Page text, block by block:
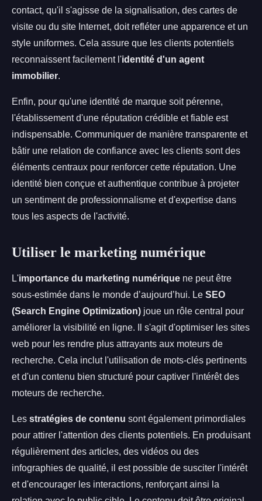
contact, qu'il s'agisse de la signalisation, des cartes de
visite ou du site Internet, doit refléter une apparence et un
style uniformes. Cela assure que les clients potentiels
reconnaissent facilement l'identité d'un agent
immobilier.
Enfin, pour qu'une identité de marque soit pérenne,
l'établissement d'une réputation crédible et fiable est
indispensable. Communiquer de manière transparente et
bâtir une relation de confiance avec les clients sont des
éléments centraux pour renforcer cette réputation. Une
identité bien conçue et authentique contribue à projeter
un sentiment de professionnalisme et d'expertise dans
tous les aspects de l'activité.
Utiliser le marketing numérique
L'importance du marketing numérique ne peut être
sous-estimée dans le monde d’aujourd’hui. Le SEO
(Search Engine Optimization) joue un rôle central pour
améliorer la visibilité en ligne. Il s'agit d'optimiser les sites
web pour les rendre plus attrayants aux moteurs de
recherche. Cela inclut l'utilisation de mots-clés pertinents
et d'un contenu bien structuré pour captiver l'intérêt des
moteurs de recherche.
Les stratégies de contenu sont également primordiales
pour attirer l'attention des clients potentiels. En produisant
régulièrement des articles, des vidéos ou des
infographies de qualité, il est possible de susciter l'intérêt
et d'encourager les interactions, renforçant ainsi la